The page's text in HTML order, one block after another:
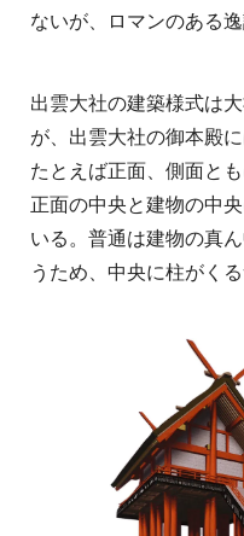
ないが、ロマンのある逸
出雲大社の建築様式は
が、出雲大社の御本殿
たとえば正面、側面と
正面の中央と建物の中
いる。普通は建物の真
うため、中央に柱がく